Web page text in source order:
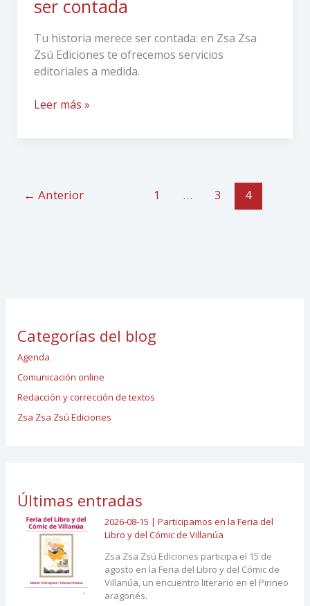
ser contada
Tu historia merece ser contada: en Zsa Zsa
Zsú Ediciones te ofrecemos servicios
editoriales a medida.
Leer más »
← Anterior 1 … 3 4
Categorías del blog
Agenda
Comunicación online
Redacción y corrección de textos
Zsa Zsa Zsú Ediciones
Últimas entradas
2026-08-15 | Participamos en la Feria del
Libro y del Cómic de Villanúa
Zsa Zsa Zsú Ediciones participa el 15 de
agosto en la Feria del Libro y del Cómic de
Villanúa, un encuentro literario en el Pirineo
aragonés.